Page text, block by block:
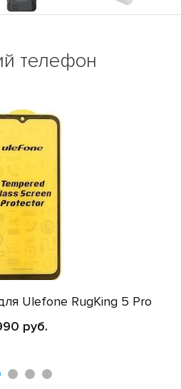
телефон
Ulefone RugKing 5 Pro
руб.